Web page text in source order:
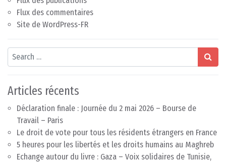
Flux des commentaires
Site de WordPress-FR
Search
Articles récents
Déclaration finale : Journée du 2 mai 2026 – Bourse de
Travail – Paris
Le droit de vote pour tous les résidents étrangers en France
5 heures pour les libertés et les droits humains au Maghreb
Echange autour du livre : Gaza – Voix solidaires de Tunisie,